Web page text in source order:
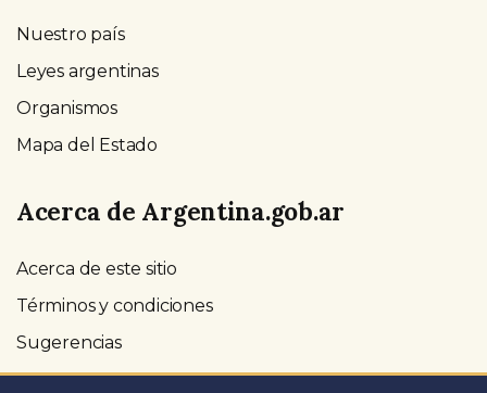
Nuestro país
Leyes argentinas
Organismos
Mapa del Estado
Acerca de Argentina.gob.ar
Acerca de este sitio
Términos y condiciones
Sugerencias